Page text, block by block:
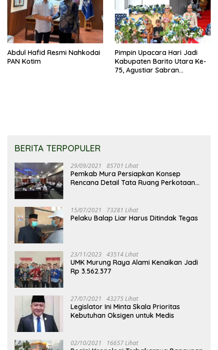
Abdul Hafid Resmi Nahkodai
PAN Kotim
Pimpin Upacara Hari Jadi
Kabupaten Barito Utara Ke-
75, Agustiar Sabran
BERITA TERPOPULER
29/09/2021 85701 Lihat
Pemkab Mura Persiapkan Konsep
Rencana Detail Tata Ruang Perkotaan
15/07/2021 73281 Lihat
Pelaku Balap Liar Harus Ditindak Tegas
23/11/2023 43514 Lihat
UMK Murung Raya Alami Kenaikan Jadi
Rp 3.562.377
27/07/2021 43275 Lihat
Legislator Ini Minta Skala Prioritas
Kebutuhan Oksigen untuk Medis
02/10/2021 16657 Lihat